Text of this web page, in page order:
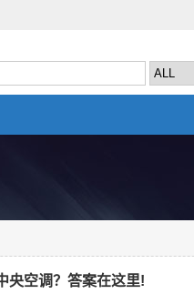
央空调？答案在这里!